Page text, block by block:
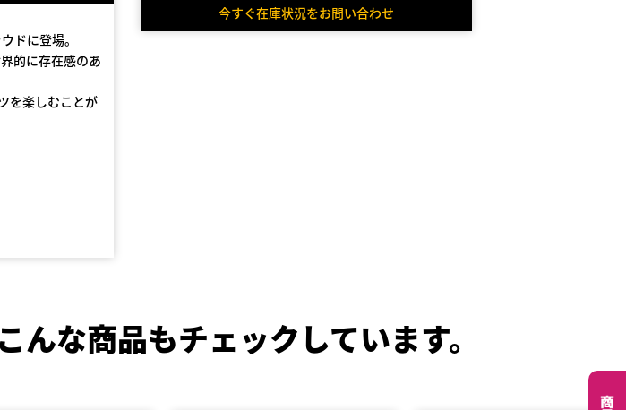
ドに登場。
的に存在感のあ
を楽しむことが
今すぐ在庫状況をお問い合わせ
こんな商品もチェックしています。